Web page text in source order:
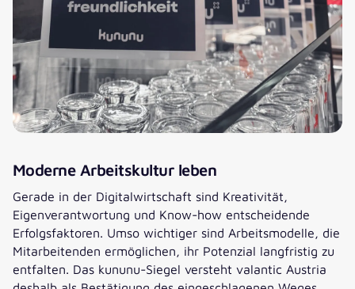
Moderne Arbeitskultur leben
Gerade in der Digitalwirtschaft sind Kreativität,
Eigenverantwortung und Know-how entscheidende
Erfolgsfaktoren. Umso wichtiger sind Arbeitsmodelle, die
Mitarbeitenden ermöglichen, ihr Potenzial langfristig zu
entfalten. Das kununu-Siegel versteht valantic Austria